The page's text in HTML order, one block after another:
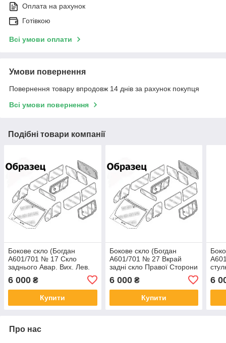
Оплата на рахунок
Готівкою
Всі умови оплати
Умови повернення
Повернення товару впродовж 14 днів за рахунок покупця
Всі умови повернення
Подібні товари компанії
Бокове скло (Богдан
А601/701 № 17 Скло
заднього Авар. Вих. Лев.
6 000 ₴
Купити
Бокове скло (Богдан
А601/701 № 27 Вкрай
задні скло Правої Сторони
6 000₴
Купити
6
Про нас